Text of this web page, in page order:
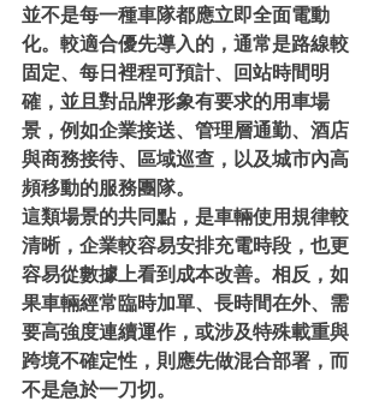
並不是每一種車隊都應立即全面電動
化。較適合優先導入的，通常是路線較
固定、每日裡程可預計、回站時間明
確，並且對品牌形象有要求的用車場
景，例如企業接送、管理層通勤、酒店
與商務接待、區域巡查，以及城市內高
頻移動的服務團隊。
這類場景的共同點，是車輛使用規律較
清晰，企業較容易安排充電時段，也更
容易從數據上看到成本改善。相反，如
果車輛經常臨時加單、長時間在外、需
要高強度連續運作，或涉及特殊載重與
跨境不確定性，則應先做混合部署，而
不是急於一刀切。